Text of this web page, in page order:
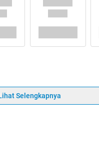
Selengkapnya